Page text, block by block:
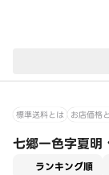
標準送料とは お店価格
七郷一色字夏明
ランキング順